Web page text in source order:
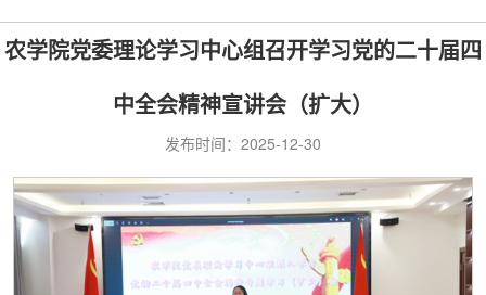
农学院党委理论学习中心组召开学习党的二十届四
中全会精神宣讲会（扩大）
发布时间：2025-12-30